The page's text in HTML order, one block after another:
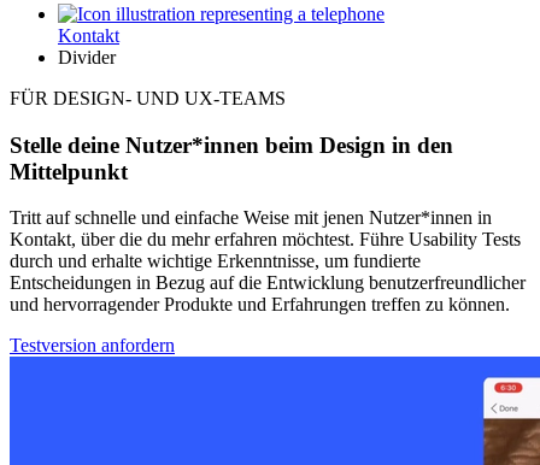
UtilityKontakt
Divider
FÜR DESIGN- UND UX-TEAMS
Stelle deine Nutzer*innen beim Design in den
Mittelpunkt
Tritt auf schnelle und einfache Weise mit jenen Nutzer*innen in
Kontakt, über die du mehr erfahren möchtest. Führe Usability Tests
durch und erhalte wichtige Erkenntnisse, um fundierte
Entscheidungen in Bezug auf die Entwicklung benutzerfreundlicher
und hervorragender Produkte und Erfahrungen treffen zu können.
Testversion anfordern